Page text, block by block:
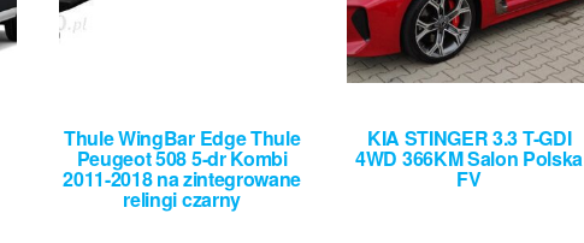
Thule WingBar Edge Thule
Peugeot 508 5-dr Kombi
2011-2018 na zintegrowane
relingi czarny
KIA STINGER 3.3 T-GDI
4WD 366KM Salon Polska
FV